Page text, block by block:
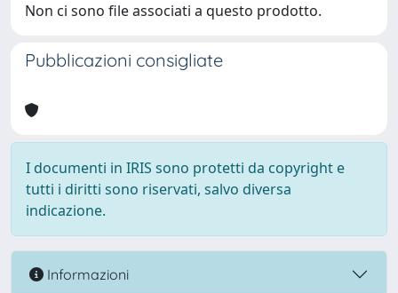
Non ci sono file associati a questo prodotto.
Pubblicazioni consigliate
I documenti in IRIS sono protetti da copyright e
tutti i diritti sono riservati, salvo diversa
indicazione.
Informazioni